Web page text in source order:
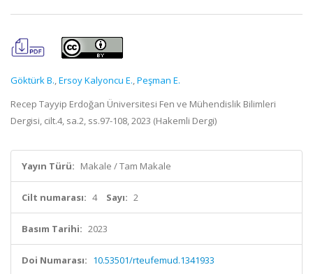
Göktürk B.,Ersoy Kalyoncu E.,Peşman E.
Recep Tayyip Erdoğan Üniversitesi Fen ve Mühendislik Bilimleri
Dergisi, cilt.4, sa.2, ss.97-108, 2023 (Hakemli Dergi)
Yayın Türü: Makale / Tam Makale
Cilt numarası: 4 Sayı: 2
Basım Tarihi: 2023
Doi Numarası: 10.53501/rteufemud.1341933